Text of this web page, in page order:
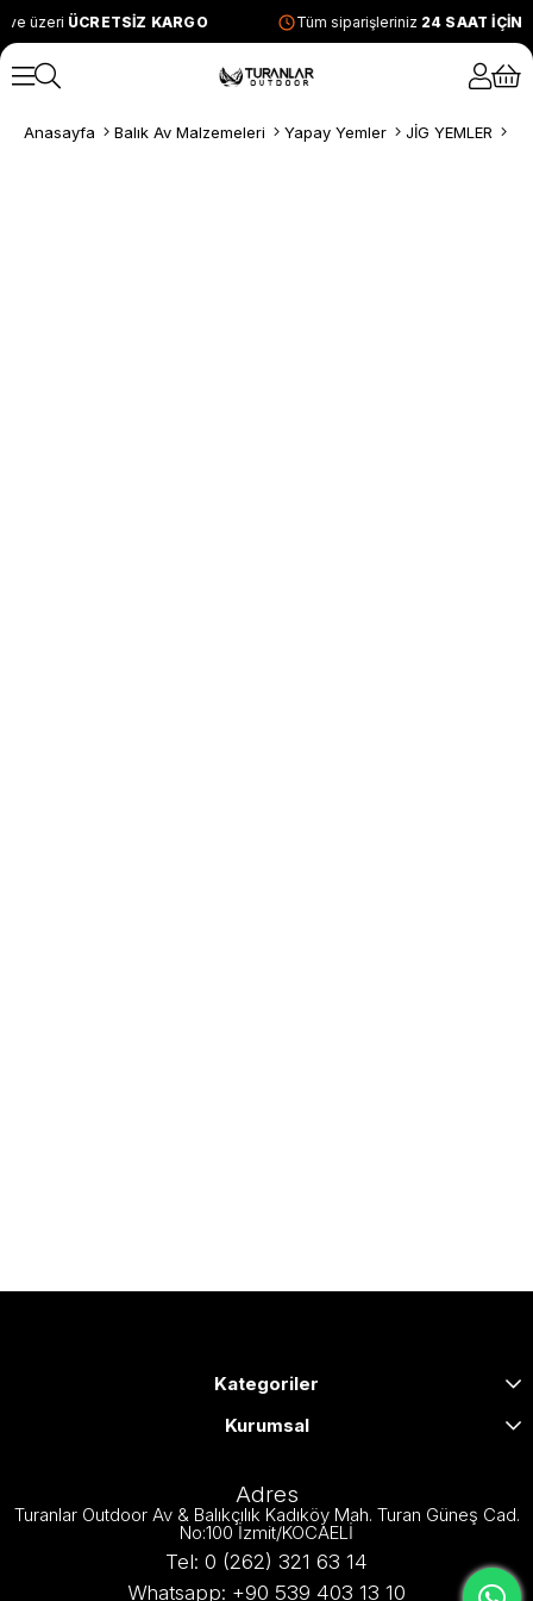
ve üzeri ÜCRETSİZ KARGO Tüm siparişleriniz 24 SAAT
Anasayfa Balık Av Malzemeleri Yapay Yemler JİG YEMLER
Kategoriler
Kurumsal
Adres
Turanlar Outdoor Av & Balıkçılık Kadıköy Mah. Turan Güneş Cad.
No:100 İzmit/KOCAELİ
Tel: 0 (262) 321 63 14
Whatsapp: +90 539 403 13 10